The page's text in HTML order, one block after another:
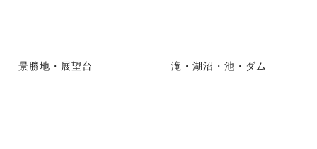
景勝地・展望台 滝・湖沼・池・ダム